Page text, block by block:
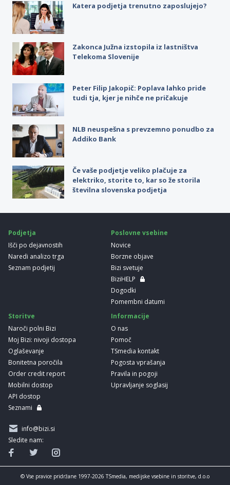
Katera podjetja trenutno zaposlujejo?
Zakonca Južna izstopila iz lastništva
Telekoma Slovenije
Peter Filip Jakopič: Poplava lahko pride
tudi tja, kjer je nihče ne pričakuje
NLB neuspešna s prevzemno ponudbo za
Addiko Bank
Če vaše podjetje veliko plačuje za
elektriko, storite to, kar so že storila
številna slovenska podjetja
Podjetja
Išči po dejavnostih
Naredi analizo trga
Seznam podjetij
Poslovne vsebine
Novice
Borzne objave
Bizi svetuje
BiziHELP
Dogodki
Pomembni datumi
Storitve
Naroči polni Bizi
Moj Bizi: nivoji dostopa
Oglaševanje
Bonitetna poročila
Order credit report
Mobilni dostop
API dostop
Seznami
Informacije
O nas
Pomoč
TSmedia kontakt
Pogosta vprašanja
Pravila in pogoji
Upravljanje soglasij
info@bizi.si
Sledite nam:
© Vse pravice pridržane 1997-2026 TSmedia, medijske vsebine in storitve, d.o.o